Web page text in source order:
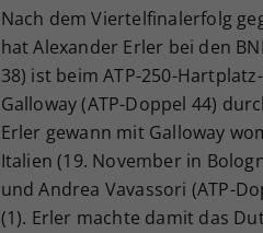
Nach dem Viertelfinalerfolg
hat Alexander Erler bei den
38) ist beim ATP-250-
Galloway (ATP-Doppel 44)
Erler gewann mit Galloway
Italien (19. November in
und Andrea Vavassori (ATP-
(1). Erler machte damit das